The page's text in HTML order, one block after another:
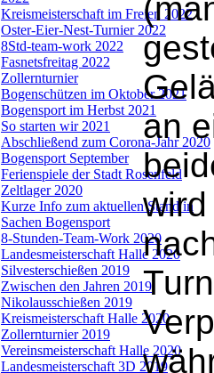
Kreismeisterschaft im Freien 2022
Oster-Eier-Nest-Turnier 2022
8Std-team-work 2022
Fasnetsfreitag 2022
Zollernturnier
Bogenschützen im Oktober 2021
Bogensport im Herbst 2021
So starten wir 2021
Abschließend zum Corona-Jahr 2020
Bogensport September
Ferienspiele der Stadt Rosenfeld
Zeltlager 2020
Kurze Info zum aktuellen Stand in
Sachen Bogensport
8-Stunden-Team-Work 2020
Landesmeisterschaft Halle 2020
Silvesterschießen 2019
Zwischen den Jahren 2019
Nikolausschießen 2019
Kreismeisterschaft Halle 2020
Zollernturnier 2019
Vereinsmeisterschaft Halle 2020
Landesmeisterschaft 3D 2019
an